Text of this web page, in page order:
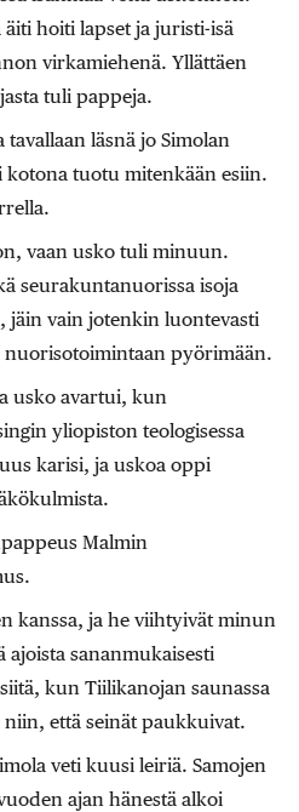
äiti hoiti lapset ja juristi-isä
virkamiehenä. Yllättäen
tuli pappeja.
läsnä jo Simolan
kotona tuotu mitenkään esiin.
vaan usko tuli minuun.
seurakuntanuorissa isoja
jäin vain jotenkin luontevasti
pyörimään.
usko avartui, kun
yliopiston teologisessa
karisi, ja uskoa oppi
Malmin
kanssa, ja he viihtyivät minun
sananmukaisesti
kun Tiilikanojan saunassa
että seinät paukkuivat.
veti kuusi leiriä. Samojen
ajan hänestä alkoi